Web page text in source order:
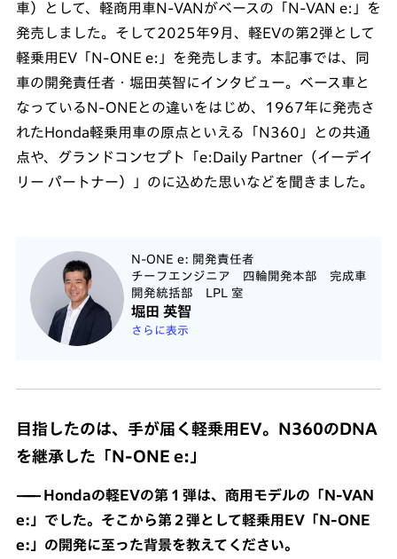
車）として、軽商用車N-VANがベースの「N-VAN e:」を
発売しました。そして2025年9月、軽EVの第2弾として
軽乗用EV「N-ONE e:」を発売します。本記事では、同
車の開発責任者・堀田英智にインタビュー。ベース車と
なっているN-ONEとの違いをはじめ、1967年に発売さ
れたHonda軽乗用車の原点といえる「N360」との共通
点や、グランドコンセプト「e:Daily Partner（イーデイ
リー パートナー）」のに込めた思いなどを聞きました。
N-ONE e: 開発責任者
チーフエンジニア 四輪開発本部 完成車
開発統括部 LPL 室
堀田 英智
さらに表示
目指したのは、手が届く軽乗用EV。N360のDNA
を継承した「N-ONE e:」
Hondaの軽EVの第１弾は、商用モデルの「N-VAN
e:」でした。そこから第２弾として軽乗用EV「N-ONE
e:」の開発に至った背景を教えてください。